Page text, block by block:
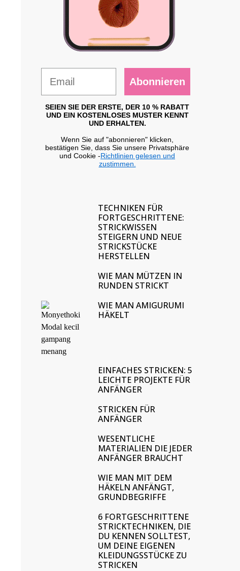
Abonnieren
SEIEN SIE DER ERSTE, DER 10 % RABATT
UND EIN KOSTENLOSES MUSTER KENNT
UND ERHALTEN.
Wenn Sie auf "abonnieren" klicken,
bestätigen Sie, dass Sie unsere Privatsphäre
und Cookie -Richtlinien gelesen und
zustimmen.
TECHNIKEN FÜR
FORTGESCHRITTENE:
STRICKWISSEN
STEIGERN UND NEUE
STRICKSTÜCKE
HERSTELLEN
WIE MAN MÜTZEN IN
RUNDEN STRICKT
WIE MAN AMIGURUMI
HÄKELT
EINFACHES STRICKEN: 5
LEICHTE PROJEKTE FÜR
ANFÄNGER
STRICKEN FÜR
ANFÄNGER
WESENTLICHE
MATERIALIEN DIE JEDER
ANFÄNGER BRAUCHT
WIE MAN MIT DEM
HÄKELN ANFÄNGT,
GRUNDBEGRIFFE
6 FORTGESCHRITTENE
STRICKTECHNIKEN, DIE
DU KENNEN SOLLTEST,
UM DEINE EIGENEN
KLEIDUNGSSTÜCKE ZU
STRICKEN